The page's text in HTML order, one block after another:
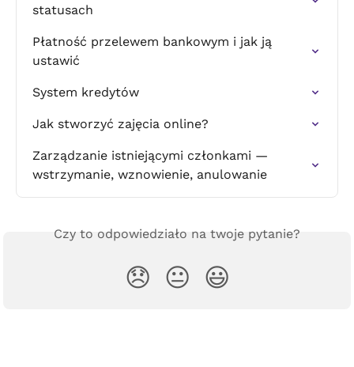
statusach
Płatność przelewem bankowym i jak ją
ustawić
System kredytów
Jak stworzyć zajęcia online?
Zarządzanie istniejącymi członkami —
wstrzymanie, wznowienie, anulowanie
Czy to odpowiedziało na twoje pytanie?
😞 😐 😃